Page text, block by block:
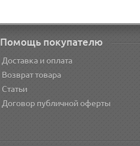
Помощь покупателю
Доставка и оплата
Возврат товара
Статьи
Договор публичной оферты